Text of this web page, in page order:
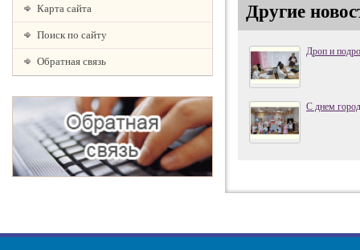
Карта сайта
Поиск по сайту
Обратная связь
Другие
Дроп и
С днем